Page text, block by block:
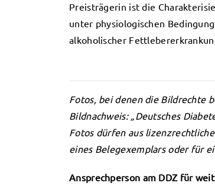
Preisträgerin ist die
unter physiologischen
alkoholischer
Fotos, bei denen die Bildrechte
Bildnachweis: „Deutsches
Fotos dürfen aus
eines Belegexemplars oder für
Ansprechperson am DDZ für